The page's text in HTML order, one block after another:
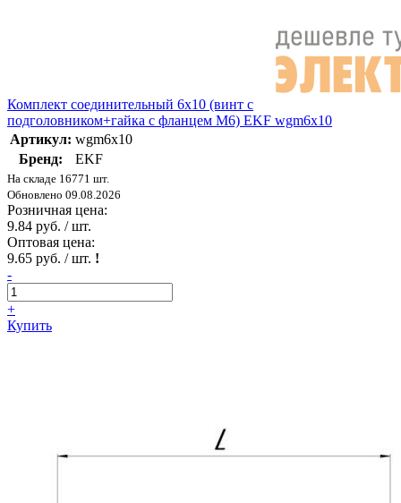
Комплект соединительный 6х10 (винт с
подголовником+гайка с фланцем М6) EKF wgm6x10
Артикул: wgm6x10
Бренд:
EKF
На складе 16771 шт.
Обновлено 09.08.2026
Розничная цена:
9.84 руб. / шт.
Оптовая цена:
9.65 руб. / шт. !
-
+
Купить